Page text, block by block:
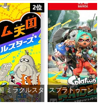
価格：¥2,980 価格：
オンラインコード版
2位
ミラクルスターズ -Switch
スプラトゥーン レ